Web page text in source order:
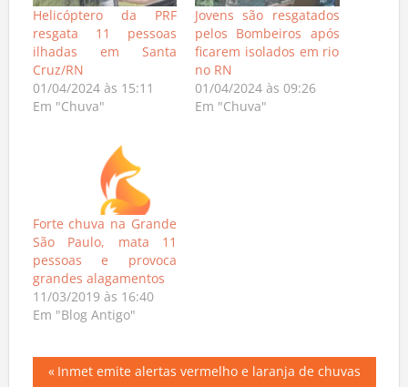
Helicóptero da PRF
resgata 11 pessoas
ilhadas em Santa
Cruz/RN
01/04/2024 às 15:11
Em "Chuva"
Jovens são resgatados
pelos Bombeiros após
ficarem isolados em rio
no RN
01/04/2024 às 09:26
Em "Chuva"
Forte chuva na Grande
São Paulo, mata 11
pessoas e provoca
grandes alagamentos
11/03/2019 às 16:40
Em "Blog Antigo"
Navegação
Previous
Inmet emite alertas vermelho e laranja de chuvas